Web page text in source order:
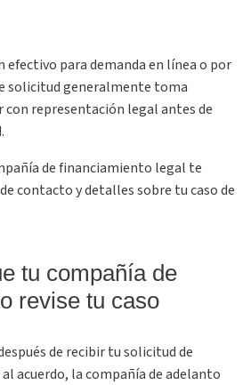
efectivo para demanda en línea o por
solicitud generalmente toma
con representación legal antes de
de financiamiento legal te
contacto y detalles sobre tu caso de
tu compañía de
revise tu caso
de recibir tu solicitud de
acuerdo, la compañía de adelanto